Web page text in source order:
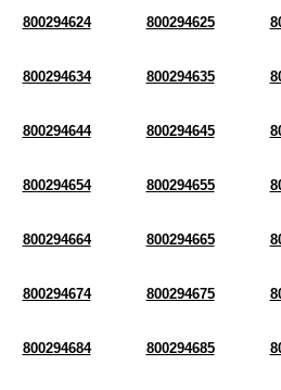
800294624 800294625
800294634 800294635
800294644 800294645
800294654 800294655
800294664 800294665
800294674 800294675
800294684 800294685